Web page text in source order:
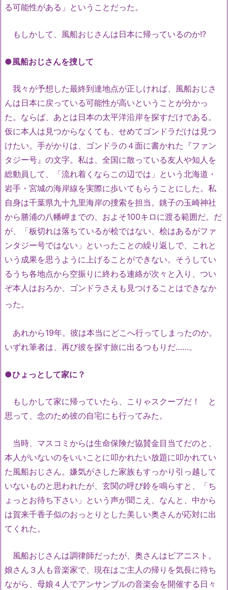
る可能性がある」ということだった。
もしかして、風船おじさんは日本に帰っているのか!?
●風船おじさんを捜して
我々が予想した最終到達地点が正しければ、風船おじさ
んは日本に戻っている可能性が高いということが分かっ
た。ならば、あとは日本の太平洋沿岸を探すだけである。
仮に本人は見つからなくても、せめてゴンドラだけは見つ
けたい。手がかりは、ゴンドラの４面に書かれた『ファン
タジー号』の文字。私は、全国に散っている友人や知人を
総動員して、「流れ着くならこの辺では」という北海道・
岩手・宮城の海岸線を実際に歩いてもらうことにした。私
自身は千葉県九十九里海岸の捜索を担当。銚子の玉崎神社
から勝浦の八幡岬までの、およそ100キロに渡る範囲だ。だ
が、「板切れは落ちているが桧ではない、桧はあるがファ
ンタジー号ではない」といったことの繰り返しで、これと
いう成果を思うように上げることができない。そうしてい
るうち各地点から空振りに終わる連絡が次々と入り、つい
ぞ本人はおろか、ゴンドラさえも見つけることはできなか
った。
あれから19年。彼は本当にどこへ行ってしまったのか。
いずれ筆者は、再び彼を探す旅に出るつもりだ……。
●ひょっとして家に？
もしかして家に帰っていたら、こりゃスクープだ！ と
思って、念のため彼の自宅にも行ってみた。
当時、マスコミからは生命保険だ協賛金目当てだのと、
本人がいないのをいいことに叩かれたい放題に叩かれてい
た風船おじさん。嫌気がさした家族もすっかり引っ越して
いないものと思われたが、玄関の呼び鈴を鳴らすと、「ち
ょっとお待ち下さい」という声が聞こえ、なんと、中から
は賀来千香子似のおっとりとした美しい奥さんが応対に出
てくれた。
風船おじさんは調律師だったが、奥さんはピアニスト。
娘さん３人も音楽家で、現在はご主人の帰りを気長に待ち
ながら、母娘４人でアンサンブルの音楽会を開催する日々